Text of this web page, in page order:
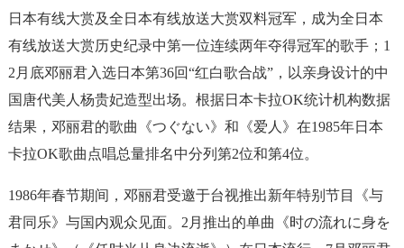
日本有线大赏及全日本有线放送大赏双料冠军，成为全日本
有线放送大赏历史纪录中第一位连续两年夺得冠军的歌手；1
2月底邓丽君入选日本第36回“红白歌合战”，以亲身设计的中
国唐代美人杨贵妃造型出场。根据日本卡拉OK统计机构数据
结果，邓丽君的歌曲《つぐない》和《爱人》在1985年日本
卡拉OK歌曲点唱总量排名中分列第2位和第4位。
1986年春节期间，邓丽君受邀于台视推出新年特别节目《与
君同乐》与国内观众见面。2月推出的单曲《时の流れに身を